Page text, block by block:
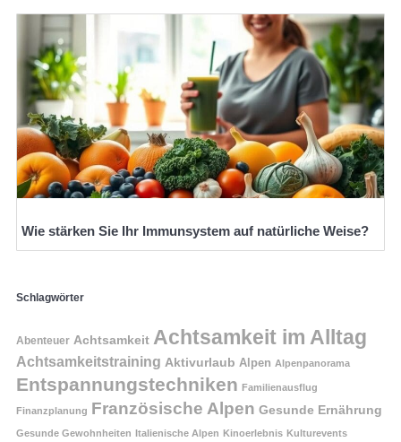
Wie stärken Sie Ihr Immunsystem auf natürliche Weise?
Schlagwörter
Abenteuer Achtsamkeit Achtsamkeit im Alltag
Achtsamkeitstraining Aktivurlaub Alpen Alpenpanorama
Entspannungstechniken Familienausflug
Finanzplanung Französische Alpen Gesunde Ernährung
Gesunde Gewohnheiten Italienische Alpen Kinoerlebnis Kulturevents